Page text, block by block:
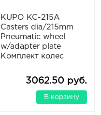
KUPO KC-215A
Casters dia/215mm
Pneumatic wheel
w/adapter plate
Комплект колес
3062.50 руб.
В корзину